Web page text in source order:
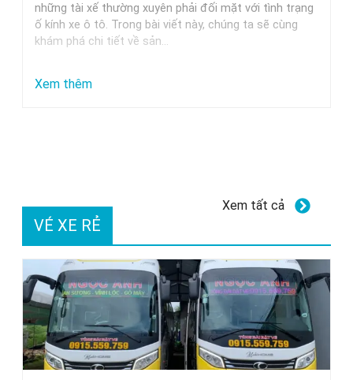
Nguyên,
Milano
những tài xế thường xuyên phải đối mặt với tình trạng
ố kính xe ô tô. Trong bài viết này, chúng ta sẽ cùng
khám phá chi tiết về sản…
Xem thêm:
xe
tô
GETF1:
quả
thực
tế
VÉ XE RẺ
Xem tất cả